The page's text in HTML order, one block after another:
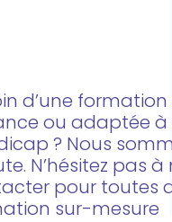
d’une
ou adaptée à
? Nous
N’hésitez pas à
pour toutes
sur-mesure